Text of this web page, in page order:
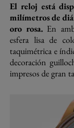
El reloj está
milímetros de
oro rosa.En
esfera lisa de
taquimétrica e
decoración
impresos de gran